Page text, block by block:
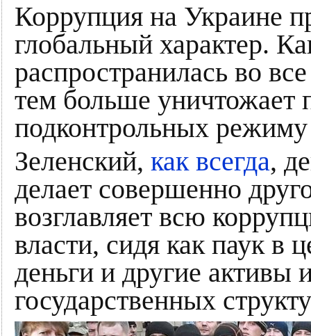
Коррупция на Украине
глобальный характер.
распространилась во
тем больше уничтожает
подконтрольных режиму
Зеленский, как всегда,
делает совершенно
возглавляет всю
власти, сидя как паук в
деньги и другие активы
государственных